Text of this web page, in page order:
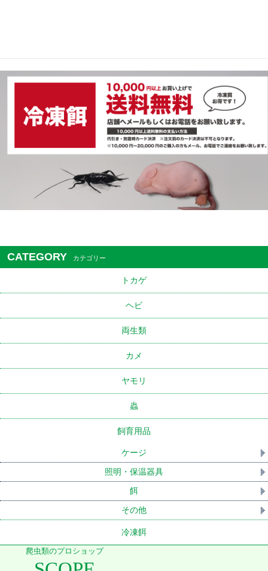
CATEGORY カテゴリー
トカゲ
ヘビ
両生類
カメ
ヤモリ
蟲
飼育用品
ケージ
照明・保温器具
餌
その他
冷凍餌
爬虫類のプロショップ